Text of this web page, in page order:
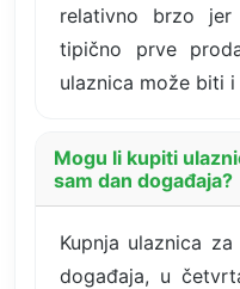
relativno brzo jer
tipično prve
ulaznica može biti
Mogu li kupiti
sam dan događaja?
Kupnja ulaznica
događaja, u